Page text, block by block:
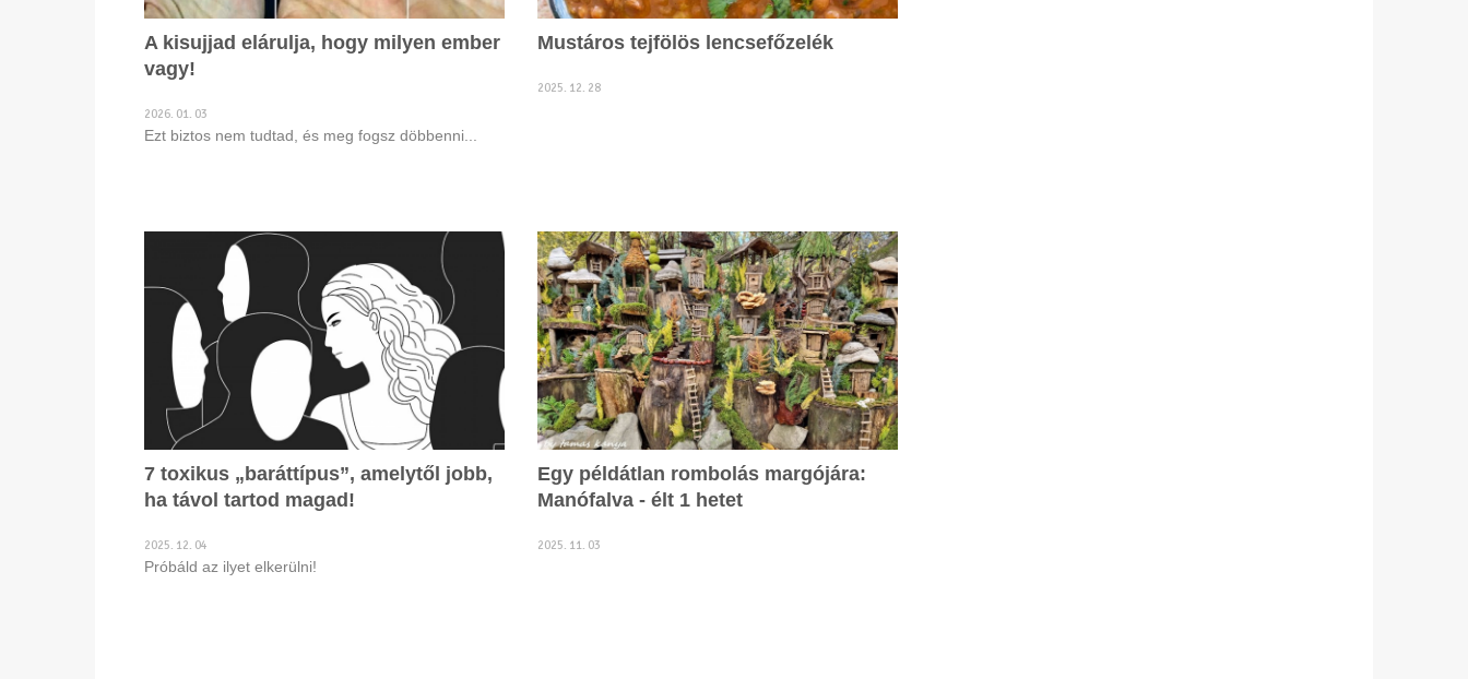
A kisujjad elárulja, hogy milyen ember
vagy!
2026. 01. 03
Ezt biztos nem tudtad, és meg fogsz döbbenni...
Mustáros tejfölös lencsefőzelék
2025. 12. 28
7 toxikus „baráttípus”, amelytől jobb,
ha távol tartod magad!
2025. 12. 04
Próbáld az ilyet elkerülni!
Egy példátlan rombolás margójára:
Manófalva - élt 1 hetet
2025. 11. 03